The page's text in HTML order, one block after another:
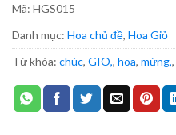
Mã: HGS015
Danh mục: Hoa chủ đề, Hoa Giỏ
Từ khóa: chúc, GIO,, hoa, mừng,,